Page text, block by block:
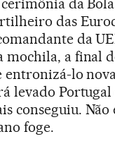
da
das
da
mochila, a final
entronizá-lo
levado
conseguiu.
foge.